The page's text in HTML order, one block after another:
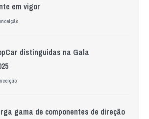
em vigor
distinguidas na Gala
gama de componentes de direção